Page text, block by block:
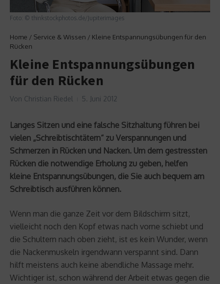
Foto: © thinkstockphotos.de/Jupiterimages
Home / Service & Wissen / Kleine Entspannungsübungen für den
Rücken
Kleine Entspannungsübungen
für den Rücken
Von Christian Riedel 5. Juni 2012
Langes Sitzen und eine falsche Sitzhaltung führen bei
vielen „Schreibtischtätern“ zu Verspannungen und
Schmerzen in Rücken und Nacken. Um dem gestressten
Rücken die notwendige Erholung zu geben, helfen
kleine Entspannungsübungen, die Sie auch bequem am
Schreibtisch ausführen können.
Wenn man die ganze Zeit vor dem Bildschirm sitzt,
vielleicht noch den Kopf etwas nach vorne schiebt und
die Schultern nach oben zieht, ist es kein Wunder, wenn
die Nackenmuskeln irgendwann verspannt sind. Dann
hilft meistens auch keine abendliche Massage mehr.
Wichtiger ist, schon während der Arbeit etwas gegen die